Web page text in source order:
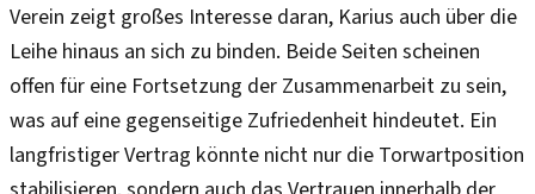
Verein zeigt großes Interesse daran, Karius auch über die
Leihe hinaus an sich zu binden. Beide Seiten scheinen
offen für eine Fortsetzung der Zusammenarbeit zu sein,
was auf eine gegenseitige Zufriedenheit hindeutet. Ein
langfristiger Vertrag könnte nicht nur die Torwartposition